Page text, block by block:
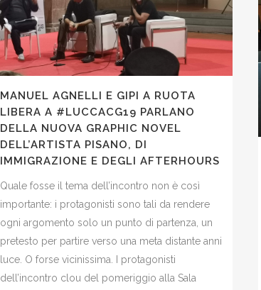
MANUEL AGNELLI E GIPI A RUOTA
LIBERA A #LUCCACG19 PARLANO
DELLA NUOVA GRAPHIC NOVEL
DELL’ARTISTA PISANO, DI
IMMIGRAZIONE E DEGLI AFTERHOURS
Quale fosse il tema dell’incontro non è così
importante: i protagonisti sono tali da rendere
ogni argomento solo un punto di partenza, un
pretesto per partire verso una meta distante anni
luce. O forse vicinissima. I protagonisti
dell’incontro clou del pomeriggio alla Sala